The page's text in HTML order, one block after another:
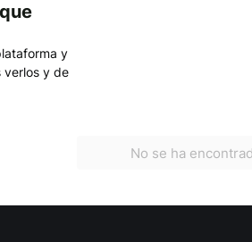
y
verlos y de
No se ha